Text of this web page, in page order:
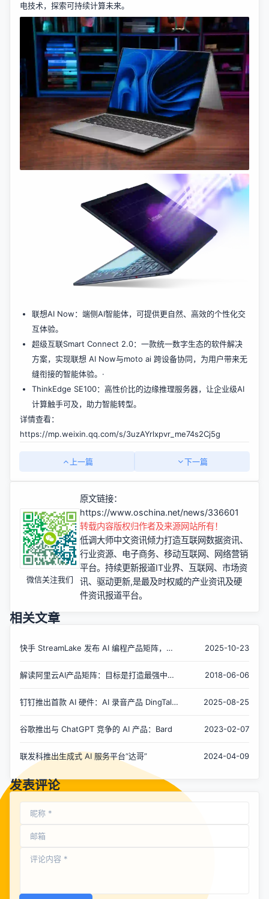
电技术，探索可持续计算未来。
联想AI Now：端侧AI智能体，可提供更自然、高效的个性化交
互体验。
超级互联Smart Connect 2.0：一款统一数字生态的软件解决
方案，实现联想 AI Now与moto ai 跨设备协同，为用户带来无
缝衔接的智能体验。·
ThinkEdge SE100：高性价比的边缘推理服务器，让企业级AI
计算触手可及，助力智能转型。
详情查看：
https://mp.weixin.qq.com/s/3uzAYrlxpvr_me74s2Cj5g
上一篇 下一篇
微信关注我们
原文链接：
https://www.oschina.net/news/336601
转载内容版权归作者及来源网站所有！
低调大师中文资讯倾力打造互联网数据资讯、
行业资源、电子商务、移动互联网、网络营销
平台。持续更新报道IT业界、互联网、市场资
讯、驱动更新,是最及时权威的产业资讯及硬
件资讯报道平台。
相关文章
快手 StreamLake 发布 AI 编程产品矩阵，进
2025-10-23
解读阿里云AI产品矩阵：目标是打造最强中国
2018-06-06
钉钉推出首款 AI 硬件：AI 录音产品 DingTalk
2025-08-25
谷歌推出与 ChatGPT 竞争的 AI 产品：Bard 2023-02-07
联发科推出生成式 AI 服务平台“达哥” 2024-04-09
发表评论